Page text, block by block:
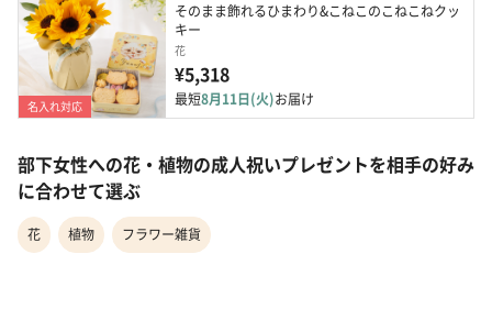
名入れ対応
そのまま飾れるひまわり&こねこのこねこねクッ
キー
花
¥5,318
最短8月11日(火)お届け
部下女性への花・植物の成人祝いプレゼントを相手の好み
に合わせて選ぶ
花 植物 フラワー雑貨